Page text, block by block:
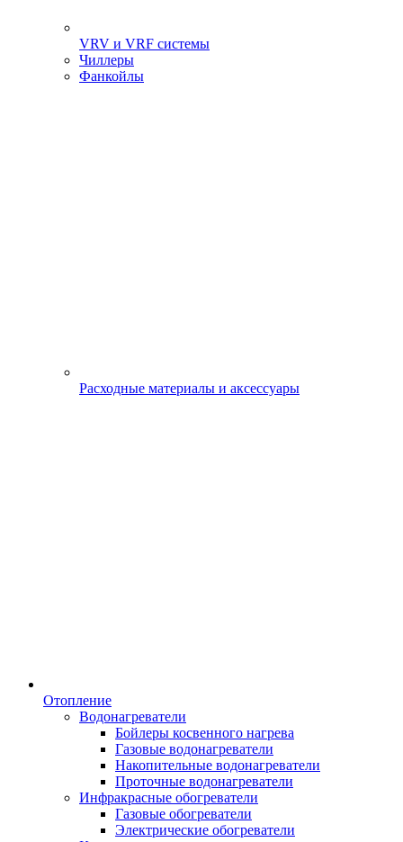
VRV и VRF системы
Чиллеры
Фанкойлы
Расходные материалы и аксессуары
Отопление
Водонагреватели
Бойлеры косвенного нагрева
Газовые водонагреватели
Накопительные водонагреватели
Проточные водонагреватели
Инфракрасные обогреватели
Газовые обогреватели
Электрические обогреватели